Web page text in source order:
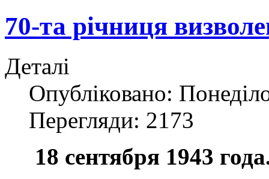
70-та річниця
Деталі
Опубліковано:
Перегляди: 2173
18 сентября 1943